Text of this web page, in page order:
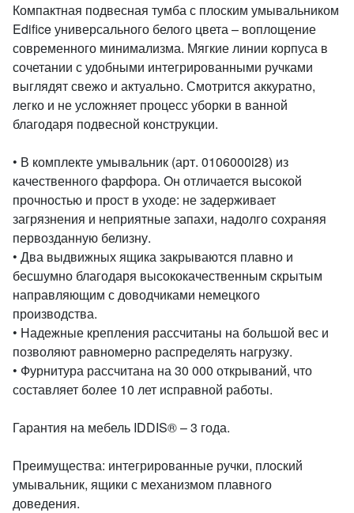
Компактная подвесная тумба с плоским умывальником
Edifice универсального белого цвета – воплощение
современного минимализма. Мягкие линии корпуса в
сочетании с удобными интегрированными ручками
выглядят свежо и актуально. Смотрится аккуратно,
легко и не усложняет процесс уборки в ванной
благодаря подвесной конструкции.
• В комплекте умывальник (арт. 0106000i28) из
качественного фарфора. Он отличается высокой
прочностью и прост в уходе: не задерживает
загрязнения и неприятные запахи, надолго сохраняя
первозданную белизну.
• Два выдвижных ящика закрываются плавно и
бесшумно благодаря высококачественным скрытым
направляющим с доводчиками немецкого
производства.
• Надежные крепления рассчитаны на большой вес и
позволяют равномерно распределять нагрузку.
• Фурнитура рассчитана на 30 000 открываний, что
составляет более 10 лет исправной работы.
Гарантия на мебель IDDIS® – 3 года.
Преимущества: интегрированные ручки, плоский
умывальник, ящики с механизмом плавного
доведения.